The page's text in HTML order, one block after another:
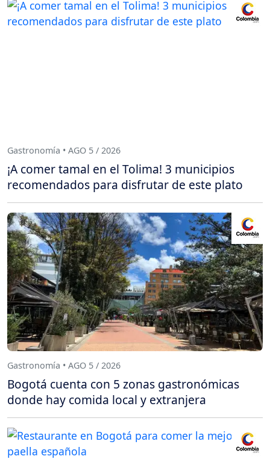
Gastronomía • AGO 5 / 2026
¡A comer tamal en el Tolima! 3 municipios
recomendados para disfrutar de este plato
Gastronomía • AGO 5 / 2026
Bogotá cuenta con 5 zonas gastronómicas
donde hay comida local y extranjera